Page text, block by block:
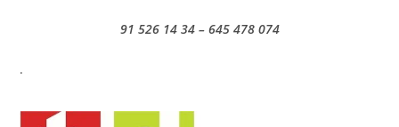
91 526 14 34 – 645 478 074
.